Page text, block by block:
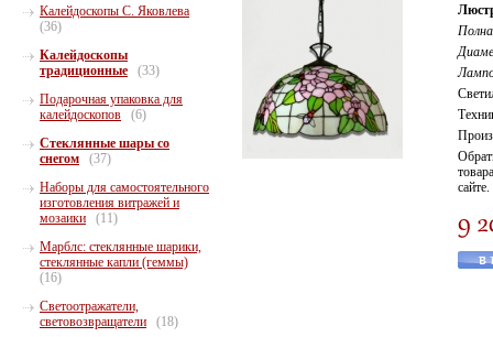
сайте.
Калейдоскопы С. Яковлева
(36)
Калейдоскопы
традиционные
(33)
Подарочная упаковка для
калейдоскопов
(6)
Стеклянные шары со
снегом
(37)
Наборы для самостоятельного
изготовления витражей и
мозаики
(11)
Марблс: стеклянные шарики,
стеклянные капли (геммы)
(16)
Светоотражатели,
световозвращатели
(18)